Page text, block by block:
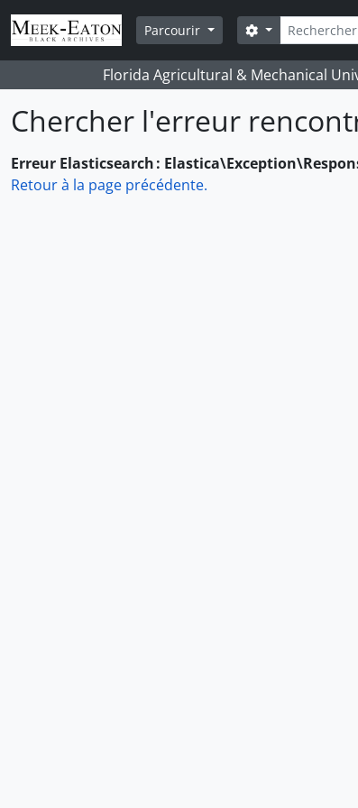
Skip to main content
Parcourir
Rechercher
Search options
Florida Agricultural & Mechanical
Chercher l'erreur
Erreur Elasticsearch :
Retour à la page précédente.